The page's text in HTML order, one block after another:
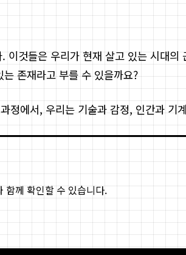
들은 우리가 현재 살고 있는 시대의
존재라고 부를 수 있을까요?
에서, 우리는 기술과 감정, 인간과
함께 확인할 수 있습니다.